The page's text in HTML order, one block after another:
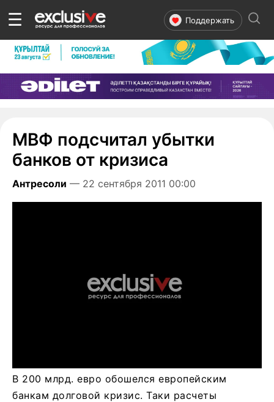
☰ Поддержать
МВФ подсчитал убытки
банков от кризиса
Антресоли — 22 сентября 2011 00:00
В 200 млрд. евро обошелся европейским
банкам долговой кризис. Таки расчеты